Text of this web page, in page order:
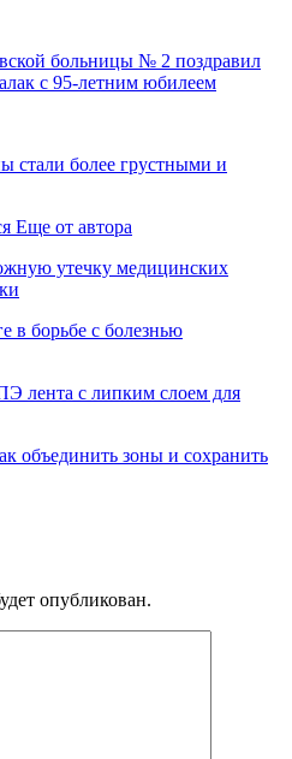
больницы № 2 поздравил
с 95-летним юбилеем
стали более грустными и
Еще от автора
утечку медицинских
в борьбе с болезнью
лента с липким слоем для
объединить зоны и сохранить
опубликован.